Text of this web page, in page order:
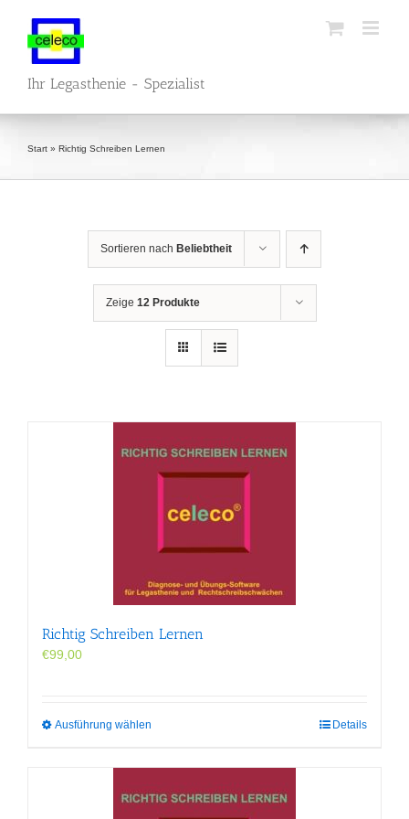
springen
Ihr Legasthenie - Spezialist
Start » Richtig Schreiben Lernen
Sortieren nach Beliebtheit
Zeige 12 Produkte
Richtig Schreiben Lernen
€99,00
Ausführung wählen
Varianten
Details